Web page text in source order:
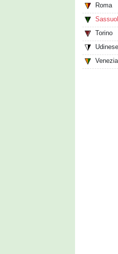
Roma
Torino
Udinese
Venezia